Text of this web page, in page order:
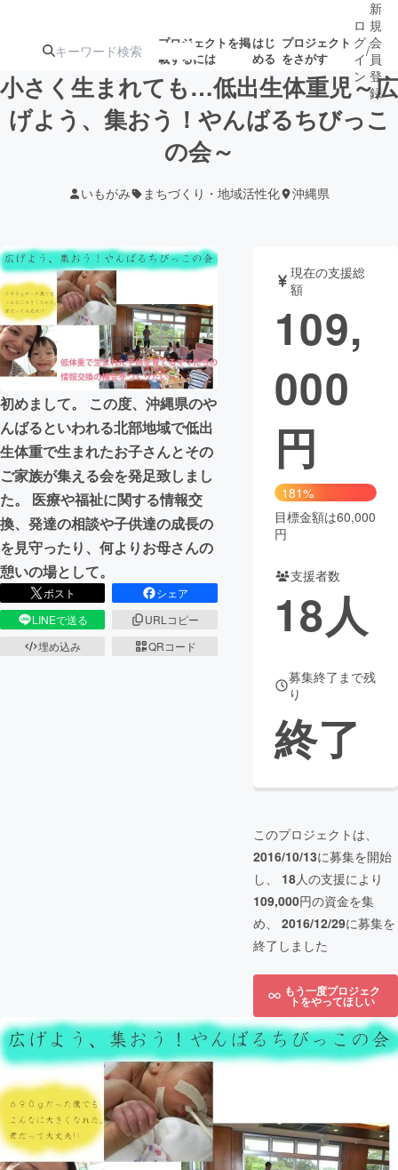
プロジェクトを掲
載するには
はじ
める
プロジェクト
をさがす
注目の新着プロ 募集終了が近いプ
テクノロジー・ガジェット
映像・映画 書籍・雑誌
ビジネス・起業 チャレンジ
まちづくり・地域活性化
CAMPFIRE for Social Good
CAMPFIRE Creation
CAMPFIREふるさと納税
コミュニティ
ロ
グ
イ
ン
/
新
規
会
員
登
録
小さく生まれても…低出生体重児～広
げよう、集おう！やんばるちびっこ
の会～
いもがみ まちづくり・地域活性化 沖縄県
初めまして。 この度、沖縄県のや
んばるといわれる北部地域で低出
生体重で生まれたお子さんとその
ご家族が集える会を発足致しまし
た。 医療や福祉に関する情報交
換、発達の相談や子供達の成長の
を見守ったり、何よりお母さんの
憩いの場として。
ポスト
シェア
LINEで送る
URLコピー
埋め込み
QRコード
現在の支援総
額
109,
000
円
181%
目標金額は60,000
円
支援者数
18人
募集終了まで残
り
終了
このプロジェクトは、
2016/10/13に募集を開始
し、 18人の支援により
109,000円の資金を集
め、 2016/12/29に募集を
終了しました
もう一度プロジェク
トをやってほしい